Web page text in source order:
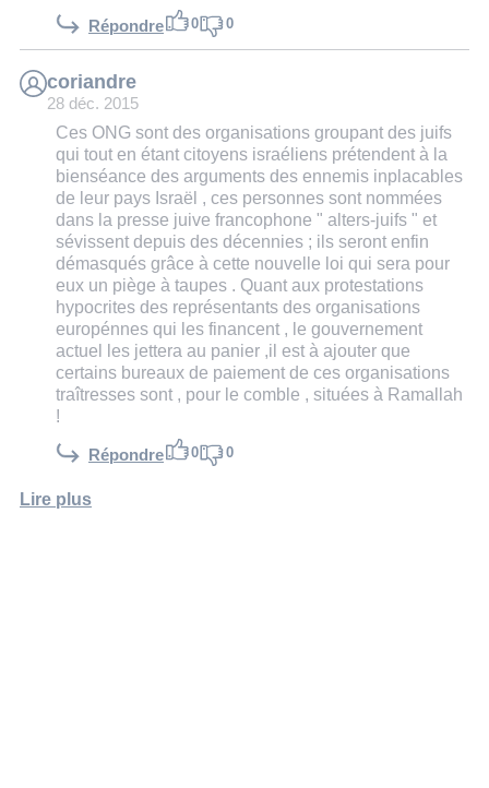
Répondre 0 0
coriandre
28 déc. 2015
Ces ONG sont des organisations groupant des juifs
qui tout en étant citoyens israéliens prétendent à la
bienséance des arguments des ennemis inplacables
de leur pays Israël , ces personnes sont nommées
dans la presse juive francophone " alters-juifs " et
sévissent depuis des décennies ; ils seront enfin
démasqués grâce à cette nouvelle loi qui sera pour
eux un piège à taupes . Quant aux protestations
hypocrites des représentants des organisations
europénnes qui les financent , le gouvernement
actuel les jettera au panier ,il est à ajouter que
certains bureaux de paiement de ces organisations
traîtresses sont , pour le comble , situées à Ramallah
!
Répondre 0 0
Lire plus